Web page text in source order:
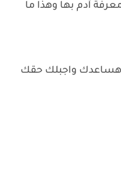
آدم بها وهذا ما
هساعدك واجبلك حقك